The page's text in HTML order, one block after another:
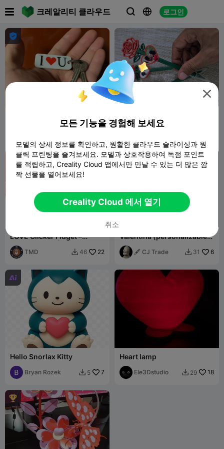
크레알리티 클라우드   로그인
 

Valentine's Day
Coração
LOVE Clicker Fidget –
Valentine Gift | TMD
TMD  46 22
Valentina (personalizable)
- CJTrade
🖋️ CJ Trade  31 6

Hello Snorlax Kitty
Bryan Rozek  5 7
Heart lamp
Ele3Dstudio  29 18


모든 기능을 경험해 보세요
모델의 상세 정보를 확인하고, 원활한 클라우드 슬라이싱과 원
클릭 프린팅을 즐겨보세요. 모델과 상호작용하여 독점 포인트
를 적립하고, Creality Cloud 앱에서만 만날 수 있는 더 많은 깜
짝 선물을 열어보세요!
Creality Cloud 에서 열기
취소